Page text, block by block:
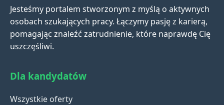
Jesteśmy portalem stworzonym z myślą o aktywnych
osobach szukających pracy. Łączymy pasję z karierą,
pomagając znaleźć zatrudnienie, które naprawdę Cię
uszczęśliwi.
Dla kandydatów
Wszystkie oferty